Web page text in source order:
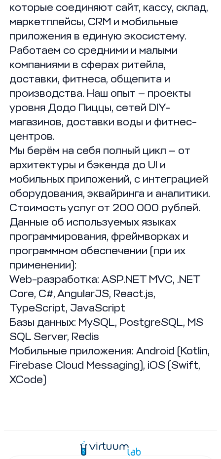
которые соединяют сайт, кассу, склад,
маркетплейсы, CRM и мобильные
приложения в единую экосистему.
Работаем со средними и малыми
компаниями в сферах ритейла,
доставки, фитнеса, общепита и
производства. Наш опыт — проекты
уровня Додо Пиццы, сетей DIY-
магазинов, доставки воды и фитнес-
центров.
Мы берём на себя полный цикл — от
архитектуры и бэкенда до UI и
мобильных приложений, с интеграцией
оборудования, эквайринга и аналитики.
Стоимость услуг от 200 000 рублей.
Данные об используемых языках
программирования, фреймворках и
программном обеспечении (при их
применении):
Web-разработка: ASP.NET MVC, .NET
Core, C#, AngularJS, React.js,
TypeScript, JavaScript
Базы данных: MySQL, PostgreSQL, MS
SQL Server, Redis
Мобильные приложения: Android (Kotlin,
Firebase Cloud Messaging), iOS (Swift,
XCode)